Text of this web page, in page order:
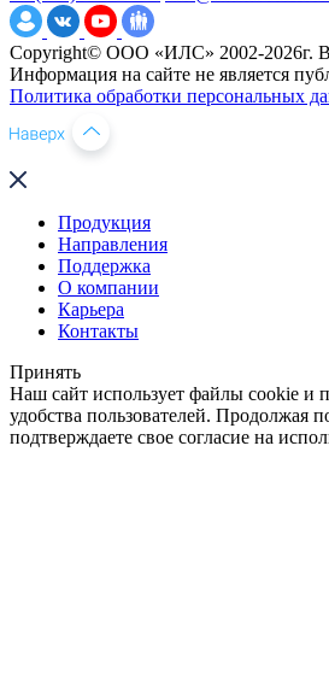
Copyright© ООО «ИЛС» 2002-2026г.
Информация на сайте не является
Политика обработки персональных
Продукция
Направления
Поддержка
О компании
Карьера
Контакты
Принять
Наш сайт использует файлы cookie и
удобства пользователей. Продолжая
подтверждаете свое согласие на